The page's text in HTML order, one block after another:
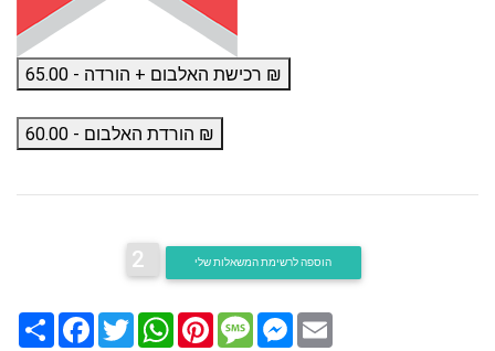
רכישת האלבום + הורדה - 65.00 ₪
הורדת האלבום - 60.00 ₪
2 הוספה לרשימת המשאלות שלי
שתף Facebook
TwitterWhatsApp
PinterestMessageMessenger